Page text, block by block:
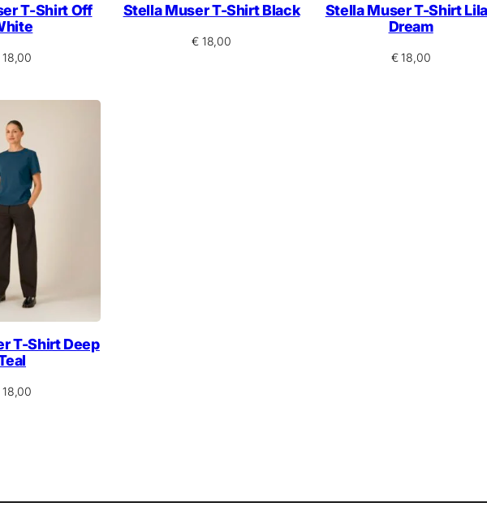
T-Shirt Off
18,00
Stella Muser T-Shirt Black
€18,00
Stella Muser T-Shirt
Dream
€18,00
T-Shirt Deep
18,00